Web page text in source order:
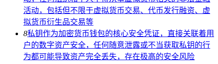
活动，包括但不限于虚拟货币交易、代币发行融资、虚
拟货币衍生品交易等
8私钥作为加密货币钱包的核心安全凭证，直接关联着用
户的数字资产安全，任何随意泄露或不当获取私钥的行
为都可能导致资产完全丢失，存在极高的安全风险